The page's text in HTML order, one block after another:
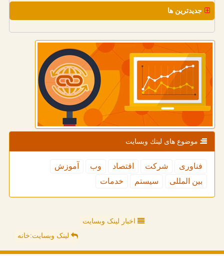
جدیدترین ها
موضوع های لینك وبسایت
فناوری شركت اقتصاد وب
آموزش
بین المللی
سیستم خدمات
اخبار لینک وبسایت
لینک وبسایت:خانه